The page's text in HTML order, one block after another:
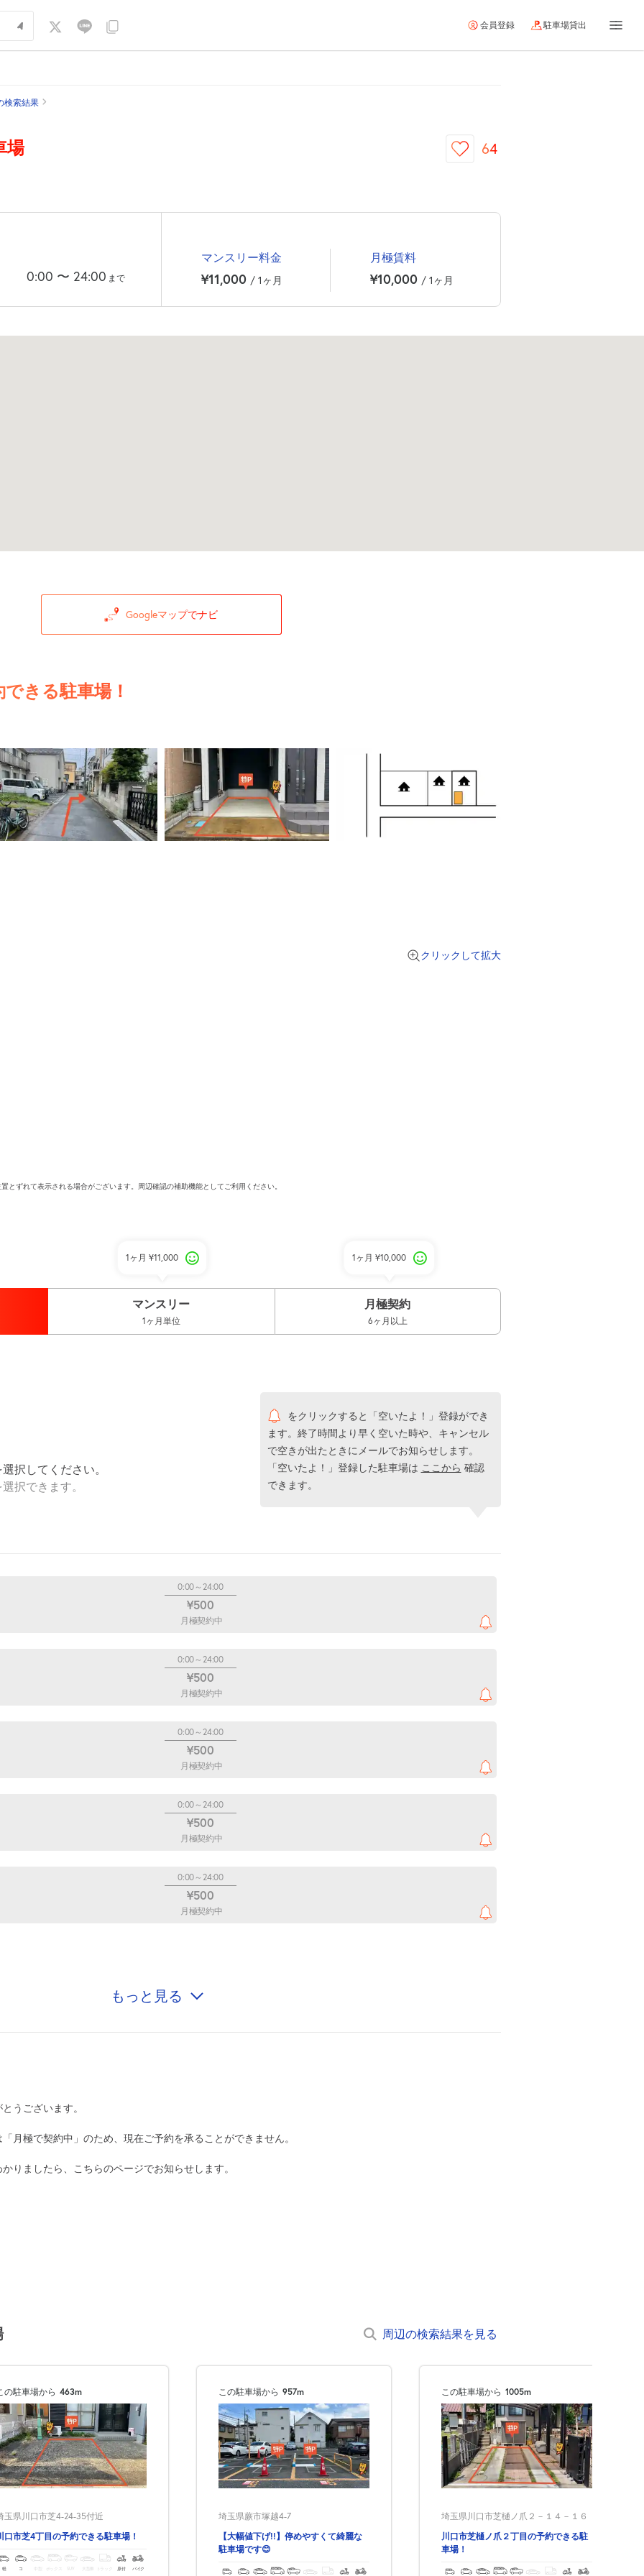
会員登録 駐車場貸出
検索結果
場 64
0:00 〜 24:00 まで
マンスリー料金
¥11,000 / 1ヶ月
月極賃料
¥10,000 / 1ヶ月
Googleマップでナビ
きる駐車場！
クリックして拡大
とずれて表示される場合がございます。周辺確認の補助機能としてご利用ください。
1ヶ月 ¥11,000
マンスリー
1ヶ月単位
1ヶ月 ¥10,000
月極契約
6ヶ月以上
択してください。
択できます。
をクリックすると「空いたよ！」登録ができ
ます。終了時間より早く空いた時や、キャンセル
で空きが出たときにメールでお知らせします。
「空いたよ！」登録した駐車場は ここから 確認
できます。
0:00～24:00
¥500
月極契約中
0:00～24:00
¥500
月極契約中
0:00～24:00
¥500
月極契約中
0:00～24:00
¥500
月極契約中
0:00～24:00
¥500
月極契約中
0:00～24:00
月極契約中
0:00～24:00
¥500
0:00～24:00
月極契約中
0:00～24:00
月極契約中
もっと見る
うございます。
月極で契約中」のため、現在ご予約を承ることができません。
りましたら、こちらのページでお知らせします。
周辺の検索結果を見る
の駐車場から 463m
玉県川口市芝4-24-35付近
口市芝4丁目の予約できる駐車場！
軽 コ 中型 ボックス SUV 大型車 トラック 原付 バイク
この駐車場から 957m
埼玉県蕨市塚越4-7
【大幅値下げ!!】停めやすくて綺麗な
駐車場です😊
この駐車場から 1005m
埼玉県川口市芝樋ノ爪２－１４－１６
川口市芝樋ノ爪２丁目の予約できる駐
車場！